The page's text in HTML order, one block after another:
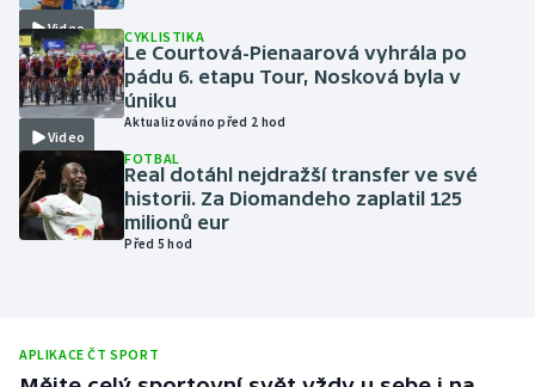
Moderní pětiboj
Motorsport
Olympijské hry
Parasport
Plavání
Ragby
Video
Video
CYKLISTIKA
Le Courtová-Pienaarová vyhrála po
pádu 6. etapu Tour, Nosková byla v
úniku
Aktualizováno před 2 hod
FOTBAL
Real dotáhl nejdražší transfer ve své
historii. Za Diomandeho zaplatil 125
milionů eur
Před 5 hod
APLIKACE ČT SPORT